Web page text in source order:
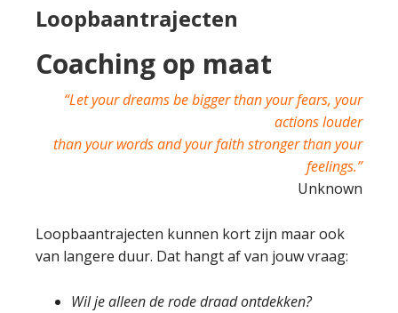
Loopbaantrajecten
Coaching op maat
“Let your dreams be bigger than your fears, your
actions louder
than your words and your faith stronger than your
feelings.”
Unknown
Loopbaantrajecten kunnen kort zijn maar ook
van langere duur. Dat hangt af van jouw vraag:
Wil je alleen de rode draad ontdekken?